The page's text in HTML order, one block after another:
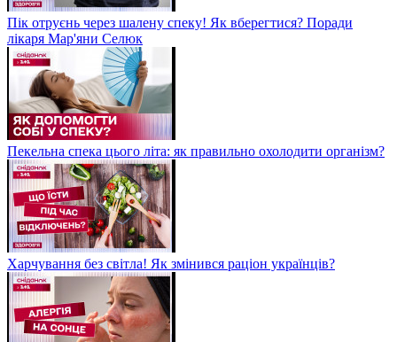
Пік отруєнь через шалену спеку! Як вберегтися? Поради
лікаря Мар'яни Селюк
Пекельна спека цього літа: як правильно охолодити організм?
Харчування без світла! Як змінився раціон українців?